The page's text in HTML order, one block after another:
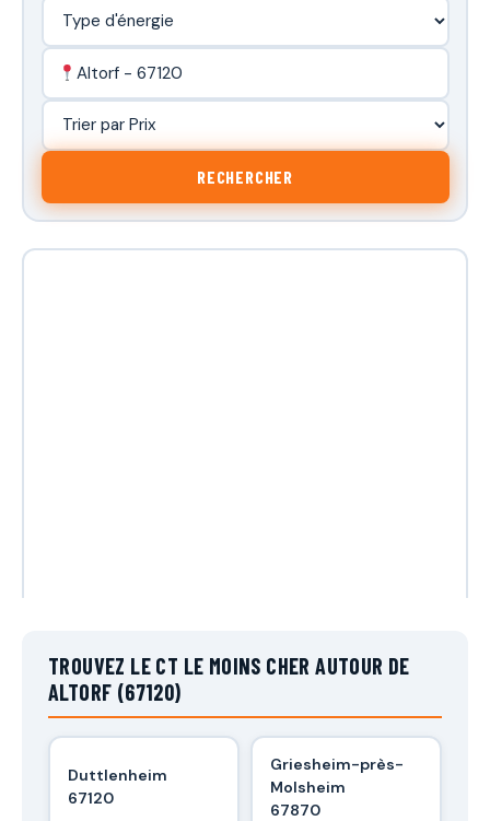
Altorf - 67120
RECHERCHER
TROUVEZ LE CT LE MOINS CHER AUTOUR DE
ALTORF (67120)
Duttlenheim
67120
Griesheim-près-
Molsheim
67870